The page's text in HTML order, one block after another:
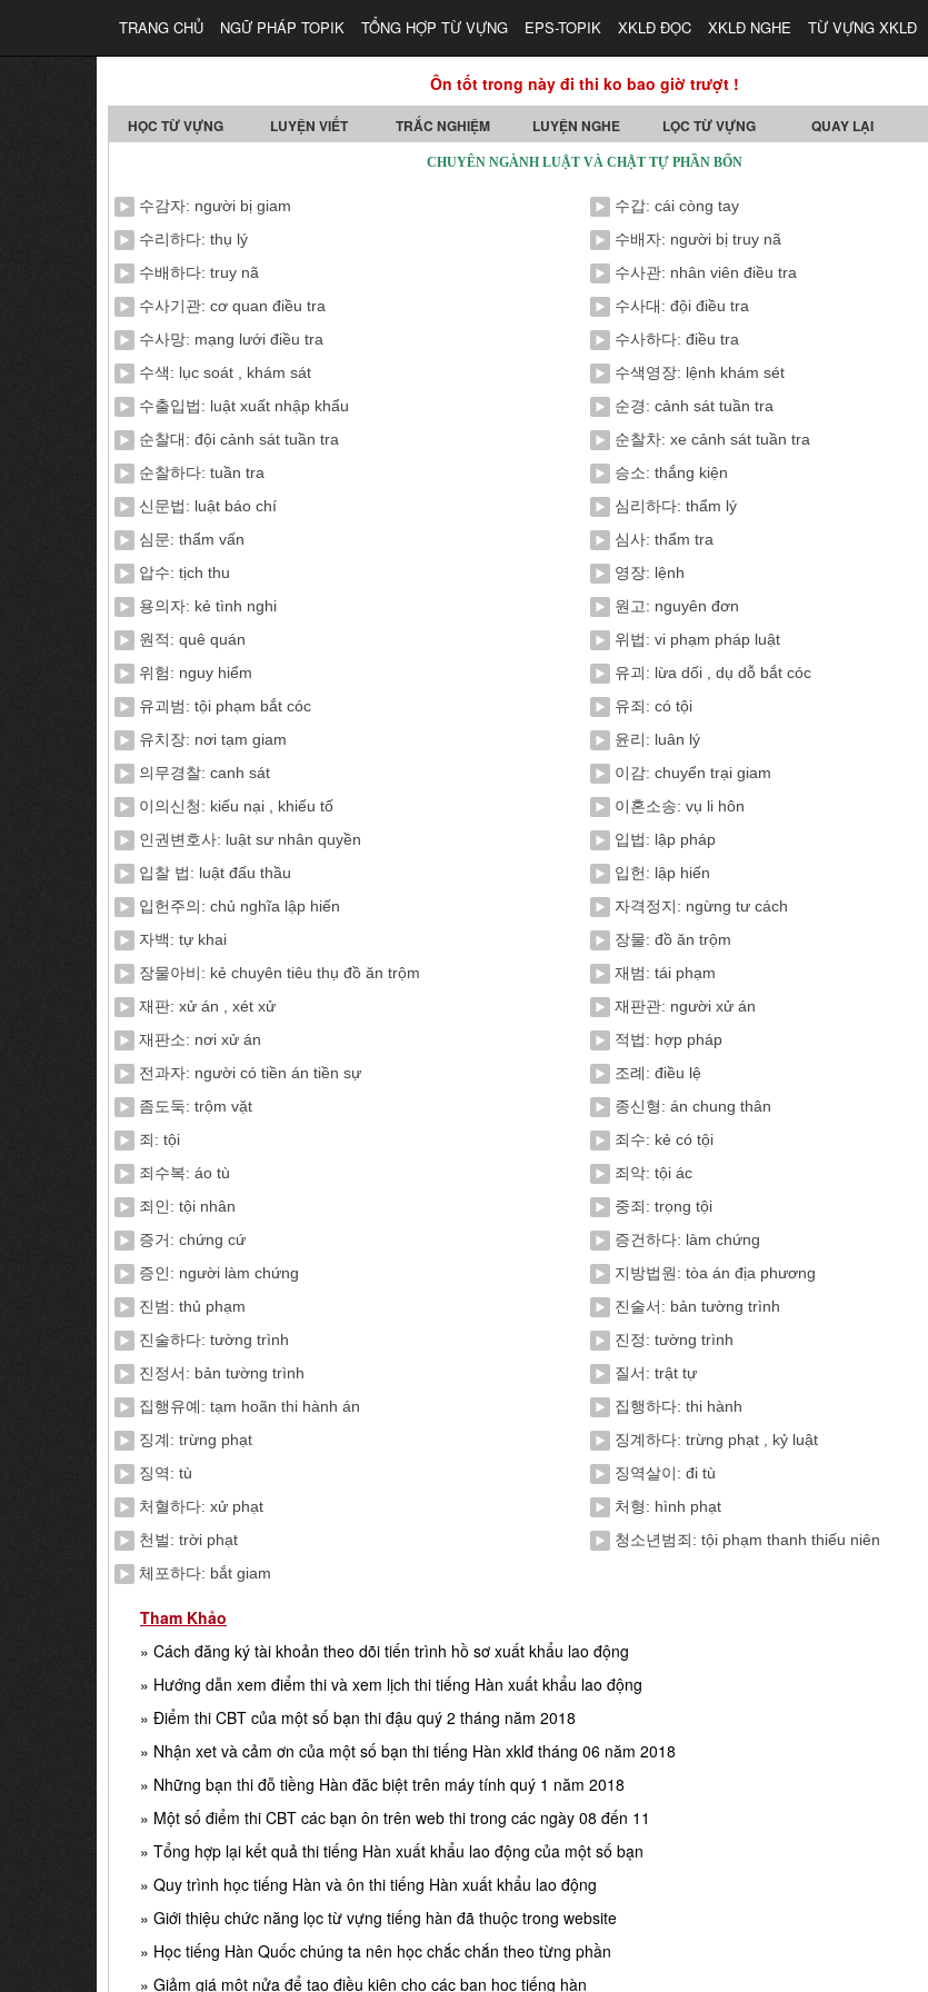
TRANG CHỦ NGỮ PHÁP TOPIK TỔNG HỢP TỪ VỰNG EPS-TOPIK XKLĐ ĐỌC XKLĐ NGHE TỪ VỰNG XKLĐ
Ôn tốt trong này đi thi ko bao giờ trượt !
HỌC TỪ VỰNG LUYỆN VIẾT TRẮC NGHIỆM LUYỆN NGHE LỌC TỪ VỰNG QUAY LẠI
CHUYÊN NGÀNH LUẬT VÀ CHẬT TỰ PHẦN BỐN
수감자: người bị giam
수갑: cái còng tay
수리하다: thụ lý
수배자: người bị truy nã
수배하다: truy nã
수사관: nhân viên điều tra
수사기관: cơ quan điều tra
수사대: đội điều tra
수사망: mạng lưới điều tra
수사하다: điều tra
수색: lục soát , khám sát
수색영장: lệnh khám sét
수출입법: luật xuất nhập khẩu
순경: cảnh sát tuần tra
순찰대: đội cảnh sát tuần tra
순찰차: xe cảnh sát tuần tra
순찰하다: tuần tra
승소: thắng kiện
신문법: luật báo chí
심리하다: thẩm lý
심문: thẩm vấn
심사: thẩm tra
압수: tịch thu
영장: lệnh
용의자: kẻ tình nghi
원고: nguyên đơn
원적: quê quán
위법: vi phạm pháp luật
위험: nguy hiểm
유괴: lừa dối , dụ dỗ bắt cóc
유괴범: tội phạm bắt cóc
유죄: có tội
유치장: nơi tạm giam
윤리: luân lý
의무경찰: canh sát
이감: chuyển trại giam
이의신청: kiếu nại , khiếu tố
이혼소송: vụ li hôn
인권변호사: luật sư nhân quyền
입법: lập pháp
입찰 법: luật đấu thầu
입헌: lập hiến
입헌주의: chủ nghĩa lập hiến
자격정지: ngừng tư cách
자백: tự khai
장물: đồ ăn trộm
장물아비: kẻ chuyên tiêu thụ đồ ăn trộm
재범: tái phạm
재판: xử án , xét xử
재판관: người xử án
재판소: nơi xử án
적법: hợp pháp
전과자: người có tiền án tiền sự
조례: điều lệ
좀도둑: trộm vặt
종신형: án chung thân
죄: tội
죄수: kẻ có tội
죄수복: áo tù
죄악: tội ác
죄인: tội nhân
중죄: trọng tội
증거: chứng cứ
증건하다: làm chứng
증인: người làm chứng
지방법원: tòa án địa phương
진범: thủ phạm
진술서: bản tường trình
진술하다: tường trình
진정: tường trình
진정서: bản tường trình
질서: trật tự
집행유예: tạm hoãn thi hành án
집행하다: thi hành
징계: trừng phạt
징계하다: trừng phạt , kỷ luật
징역: tù
징역살이: đi tù
처혈하다: xử phạt
처형: hình phạt
천벌: trời phạt
청소년범죄: tội phạm thanh thiếu niên
체포하다: bắt giam
Tham Khảo
» Cách đăng ký tài khoản theo dõi tiến trình hồ sơ xuất khẩu lao động
» Hướng dẫn xem điểm thi và xem lịch thi tiếng Hàn xuất khẩu lao động
» Điểm thi CBT của một số bạn thi đậu quý 2 tháng năm 2018
» Nhận xet và cảm ơn của một số bạn thi tiếng Hàn xklđ tháng 06 năm 2018
» Những bạn thi đỗ tiềng Hàn đăc biệt trên máy tính quý 1 năm 2018
» Một số điểm thi CBT các bạn ôn trên web thi trong các ngày 08 đến 11
» Tổng hợp lại kết quả thi tiếng Hàn xuất khẩu lao động của một số bạn
» Quy trình học tiếng Hàn và ôn thi tiếng Hàn xuất khẩu lao động
» Giới thiệu chức năng lọc từ vựng tiếng hàn đã thuộc trong website
» Học tiếng Hàn Quốc chúng ta nên học chắc chắn theo từng phần
» Giảm giá một nửa để tạo điều kiện cho các bạn học tiếng hàn